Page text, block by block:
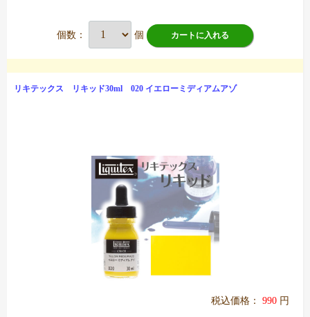
個数： 個 カートに入れる
リキテックス リキッド30ml 020 イエローミディアムアゾ
税込価格： 990 円